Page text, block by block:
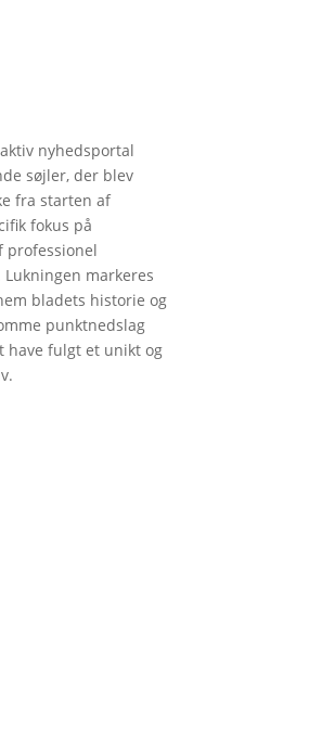
nyhedsportal
søjler, der blev
fra starten af
fokus på
professionel
markeres
bladets historie og
punktnedslag
have fulgt et unikt og